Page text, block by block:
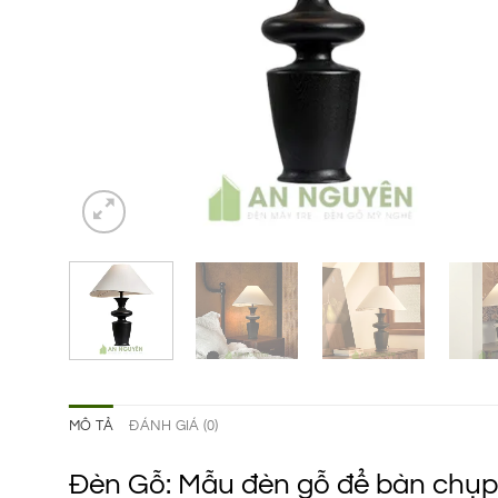
MÔ TẢ ĐÁNH GIÁ (0)
Đèn Gỗ: Mẫu đèn gỗ để bàn